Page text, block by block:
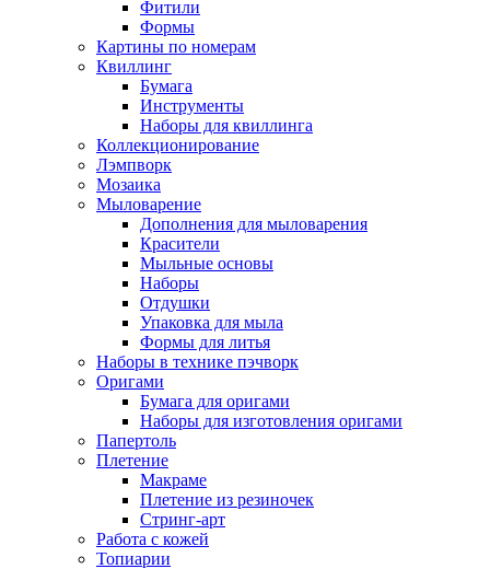
Фитили
Формы
Картины по номерам
Квиллинг
Бумага
Инструменты
Наборы для квиллинга
Коллекционирование
Лэмпворк
Мозаика
Мыловарение
Дополнения для мыловарения
Красители
Мыльные основы
Наборы
Отдушки
Упаковка для мыла
Формы для литья
Наборы в технике пэчворк
Оригами
Бумага для оригами
Наборы для изготовления оригами
Папертоль
Плетение
Макраме
Плетение из резиночек
Стринг-арт
Работа с кожей
Топиарии